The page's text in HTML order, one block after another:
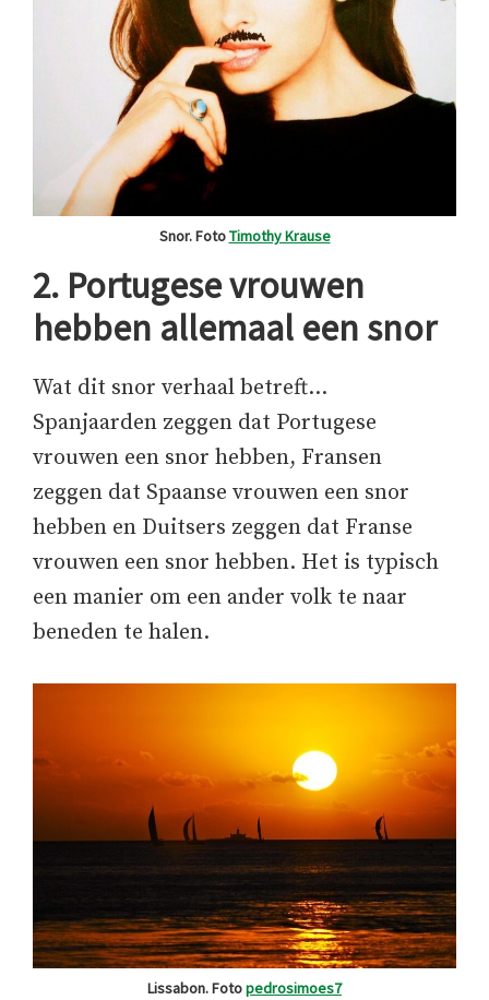
Snor. FotoTimothy Krause
2. Portugese vrouwen
hebben allemaal een snor
Wat dit snor verhaal betreft…
Spanjaarden zeggen dat Portugese
vrouwen een snor hebben, Fransen
zeggen dat Spaanse vrouwen een snor
hebben en Duitsers zeggen dat Franse
vrouwen een snor hebben. Het is typisch
een manier om een ander volk te naar
beneden te halen.
Lissabon. Fotopedrosimoes7